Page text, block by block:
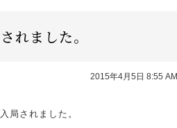
れました。
2015年4月5日 8:55 AM
局されました。